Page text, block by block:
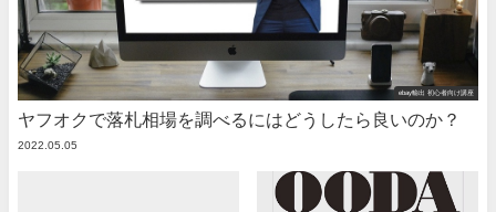
ebay輸出 初心者向け講座
ヤフオクで落札相場を調べるにはどうしたら良いのか？
2022.05.05